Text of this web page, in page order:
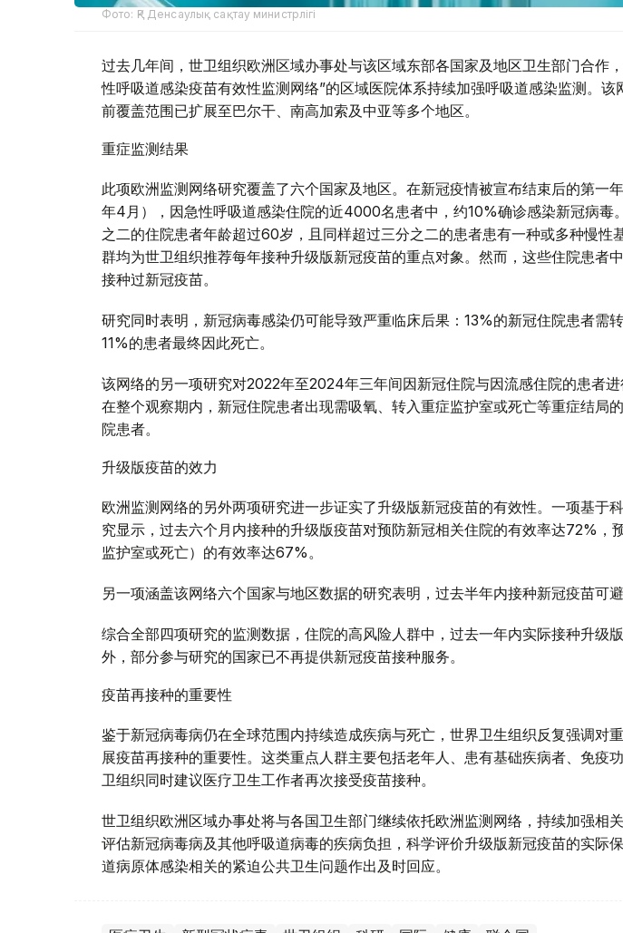
Фото: ҚР Денсаулық сақтау министрлігі
过去几年间，世卫组织欧洲区域办事处与该区域东部各国家及地区卫生部门合作
性呼吸道感染疫苗有效性监测网络”的区域医院体系持续加强呼吸道感染监测。该
前覆盖范围已扩展至巴尔干、南高加索及中亚等多个地区。
重症监测结果
此项欧洲监测网络研究覆盖了六个国家及地区。在新冠疫情被宣布结束后的第一
年4月），因急性呼吸道感染住院的近4000名患者中，约10%确诊感染新冠病毒
之二的住院患者年龄超过60岁，且同样超过三分之二的患者患有一种或多种慢
群均为世卫组织推荐每年接种升级版新冠疫苗的重点对象。然而，这些住院患者
接种过新冠疫苗。
研究同时表明，新冠病毒感染仍可能导致严重临床后果：13%的新冠住院患者需
11%的患者最终因此死亡。
该网络的另一项研究对2022年至2024年三年间因新冠住院与因流感住院的患者进
在整个观察期内，新冠住院患者出现需吸氧、转入重症监护室或死亡等重症结局
院患者。
升级版疫苗的效力
欧洲监测网络的另外两项研究进一步证实了升级版新冠疫苗的有效性。一项基于
究显示，过去六个月内接种的升级版疫苗对预防新冠相关住院的有效率达72%，
监护室或死亡）的有效率达67%。
另一项涵盖该网络六个国家与地区数据的研究表明，过去半年内接种新冠疫苗可
综合全部四项研究的监测数据，住院的高风险人群中，过去一年内实际接种升级
外，部分参与研究的国家已不再提供新冠疫苗接种服务。
疫苗再接种的重要性
鉴于新冠病毒病仍在全球范围内持续造成疾病与死亡，世界卫生组织反复强调对
展疫苗再接种的重要性。这类重点人群主要包括老年人、患有基础疾病者、免疫
卫组织同时建议医疗卫生工作者再次接受疫苗接种。
世卫组织欧洲区域办事处将与各国卫生部门继续依托欧洲监测网络，持续加强相
评估新冠病毒病及其他呼吸道病毒的疾病负担，科学评价升级版新冠疫苗的实际
道病原体感染相关的紧迫公共卫生问题作出及时回应。